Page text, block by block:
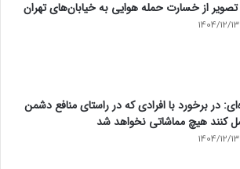
1404/12/13
در برخورد با افرادی که در راستای منافع دشمن
کنند هیچ مماشاتی نخواهد شد
1404/12/13